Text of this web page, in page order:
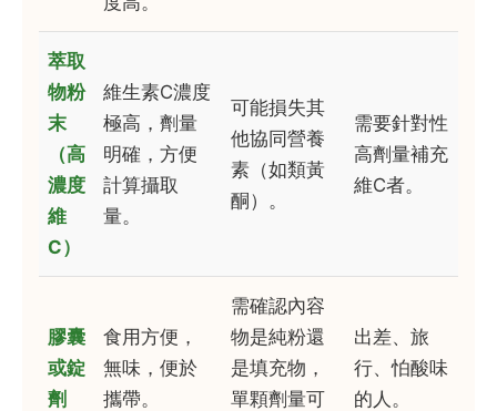
萃取
物粉
末
（高
濃度
維
C）
維生素C濃度
極高，劑量
明確，方便
計算攝取
量。
可能損失其
他協同營養
素（如類黃
酮）。
需要針對性
高劑量補充
維C者。
膠囊
或錠
劑
食用方便，
無味，便於
攜帶。
需確認內容
物是純粉還
是填充物，
單顆劑量可
出差、旅
行、怕酸味
的人。